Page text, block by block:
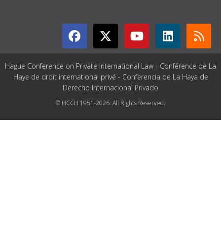
Hague Conference on Private International Law - Conférence de La
Haye de droit international privé - Conferencia de La Haya de
Derecho Internacional Privado
© HCCH 1951-2026. All Rights Reserved.